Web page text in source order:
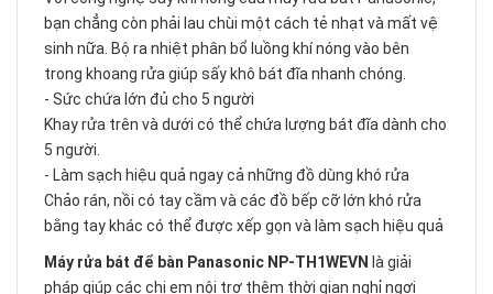
bạn chẳng còn phải lau chùi một cách tẻ nhạt và mất vệ
sinh nữa. Bộ ra nhiệt phân bổ luồng khí nóng vào bên
trong khoang rửa giúp sấy khô bát đĩa nhanh chóng.
- Sức chứa lớn đủ cho 5 người
Khay rửa trên và dưới có thể chứa lượng bát đĩa dành cho
5 người.
- Làm sạch hiệu quả ngay cả những đồ dùng khó rửa
Chảo rán, nồi có tay cầm và các đồ bếp cỡ lớn khó rửa
bằng tay khác có thể được xếp gọn và làm sạch hiệu quả
Máy rửa bát để bàn Panasonic NP-TH1WEVN là giải
pháp giúp các chị em nội trợ thêm thời gian nghỉ ngơi